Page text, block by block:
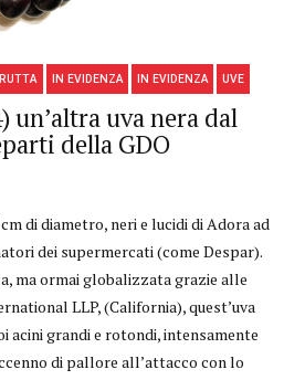
IN EVIDENZA IN EVIDENZA UVE
un’altra uva nera dal
della GDO
di diametro, neri e lucidi di Adora ad
dei supermercati (come Despar).
ma ormai globalizzata grazie alle
LLP, (California), quest’uva
acini grandi e rotondi, intensamente
di pallore all’attacco con lo